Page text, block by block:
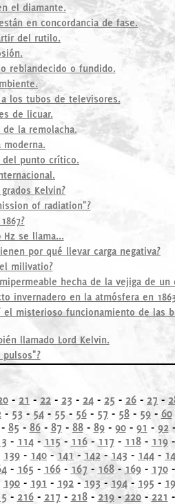
el diamante.
en concordancia de fase.
del rutilo.
reblandecido o fundido.
los tubos de televisores.
de licuar.
la remolacha.
del punto crítico.
Kelvin?
of radiation"?
Hz se llama...
por qué llevar carga negativa?
milivatio?
hecha de la vejiga de un
invernadero en la atmósfera en
el misterioso funcionamiento de las
llamado Lord Kelvin.
- 21 - 22 - 23 - 24 - 25 - 26 - 27 -
- 53 - 54- 55 - 56- 57 - 58- 59- 60
85 - 86- 87 - 88- 89- 90- 91 -92-
- 114- 115 - 116- 117 - 118- 119-
139 - 140 - 141 - 142 - 143 - 144 -
- 165 - 166- 167 - 168-169- 170-
190 - 191 - 192 -193 - 194- 195 -
- 216- 217 - 218- 219- 220- 221 -